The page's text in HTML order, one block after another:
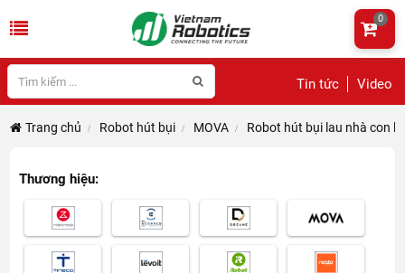
Tin tức Video
0
Trang chủ Robot hút bụi MOVA Robot hút bụi lau nhà con
Thương hiệu: